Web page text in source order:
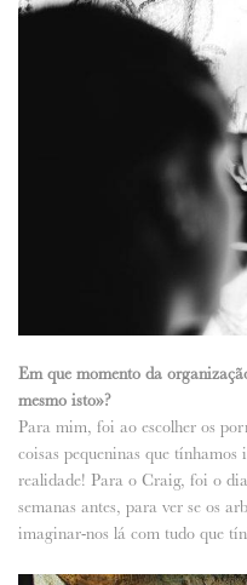
Em que momento da
mesmo isto»?
Para mim, foi ao escolher os
coisas pequeninas que
realidade! Para o Craig, foi o
semanas antes, para ver se os
imaginar-nos lá com tudo que